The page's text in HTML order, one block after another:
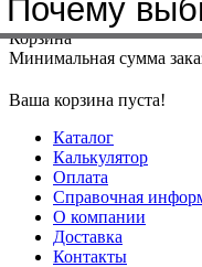
Меню+7(4912)50-37-50
Корзина
Минимальная сумма
Ваша корзина пуста!
Каталог
Калькулятор
Оплата
Справочная
О компании
Доставка
Контакты
Почему